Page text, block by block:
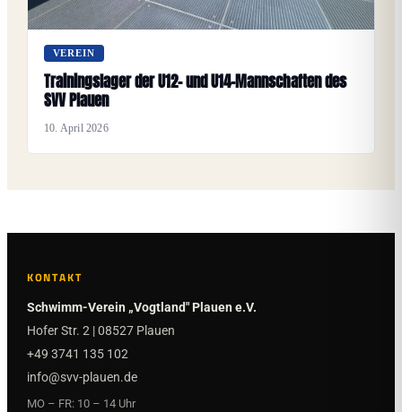
VEREIN
Trainingslager der U12- und U14-Mannschaften des
SVV Plauen
10. April 2026
KONTAKT
Schwimm-Verein „Vogtland" Plauen e.V.
Hofer Str. 2 | 08527 Plauen
+49 3741 135 102
info@svv-plauen.de
MO – FR: 10 – 14 Uhr